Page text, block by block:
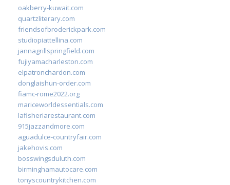
oakberry-kuwait.com
quartzliterary.com
friendsofbroderickpark.com
studiopiattellina.com
jannagrillspringfield.com
fujiyamacharleston.com
elpatronchardon.com
donglaishun-order.com
fiamc-rome2022.org
mariceworldessentials.com
lafisheriarestaurant.com
915jazzandmore.com
aguadulce-countryfair.com
jakehovis.com
bosswingsduluth.com
birminghamautocare.com
tonyscountrykitchen.com